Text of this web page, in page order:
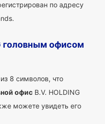
по адресу
головным офисом
8 символов, что
офис B.V. HOLDING
можете увидеть его